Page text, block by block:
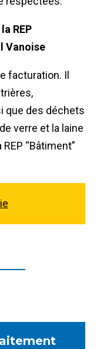
REP
Vanoise
facturation. Il
que des déchets
verre et la laine
“Bâtiment”